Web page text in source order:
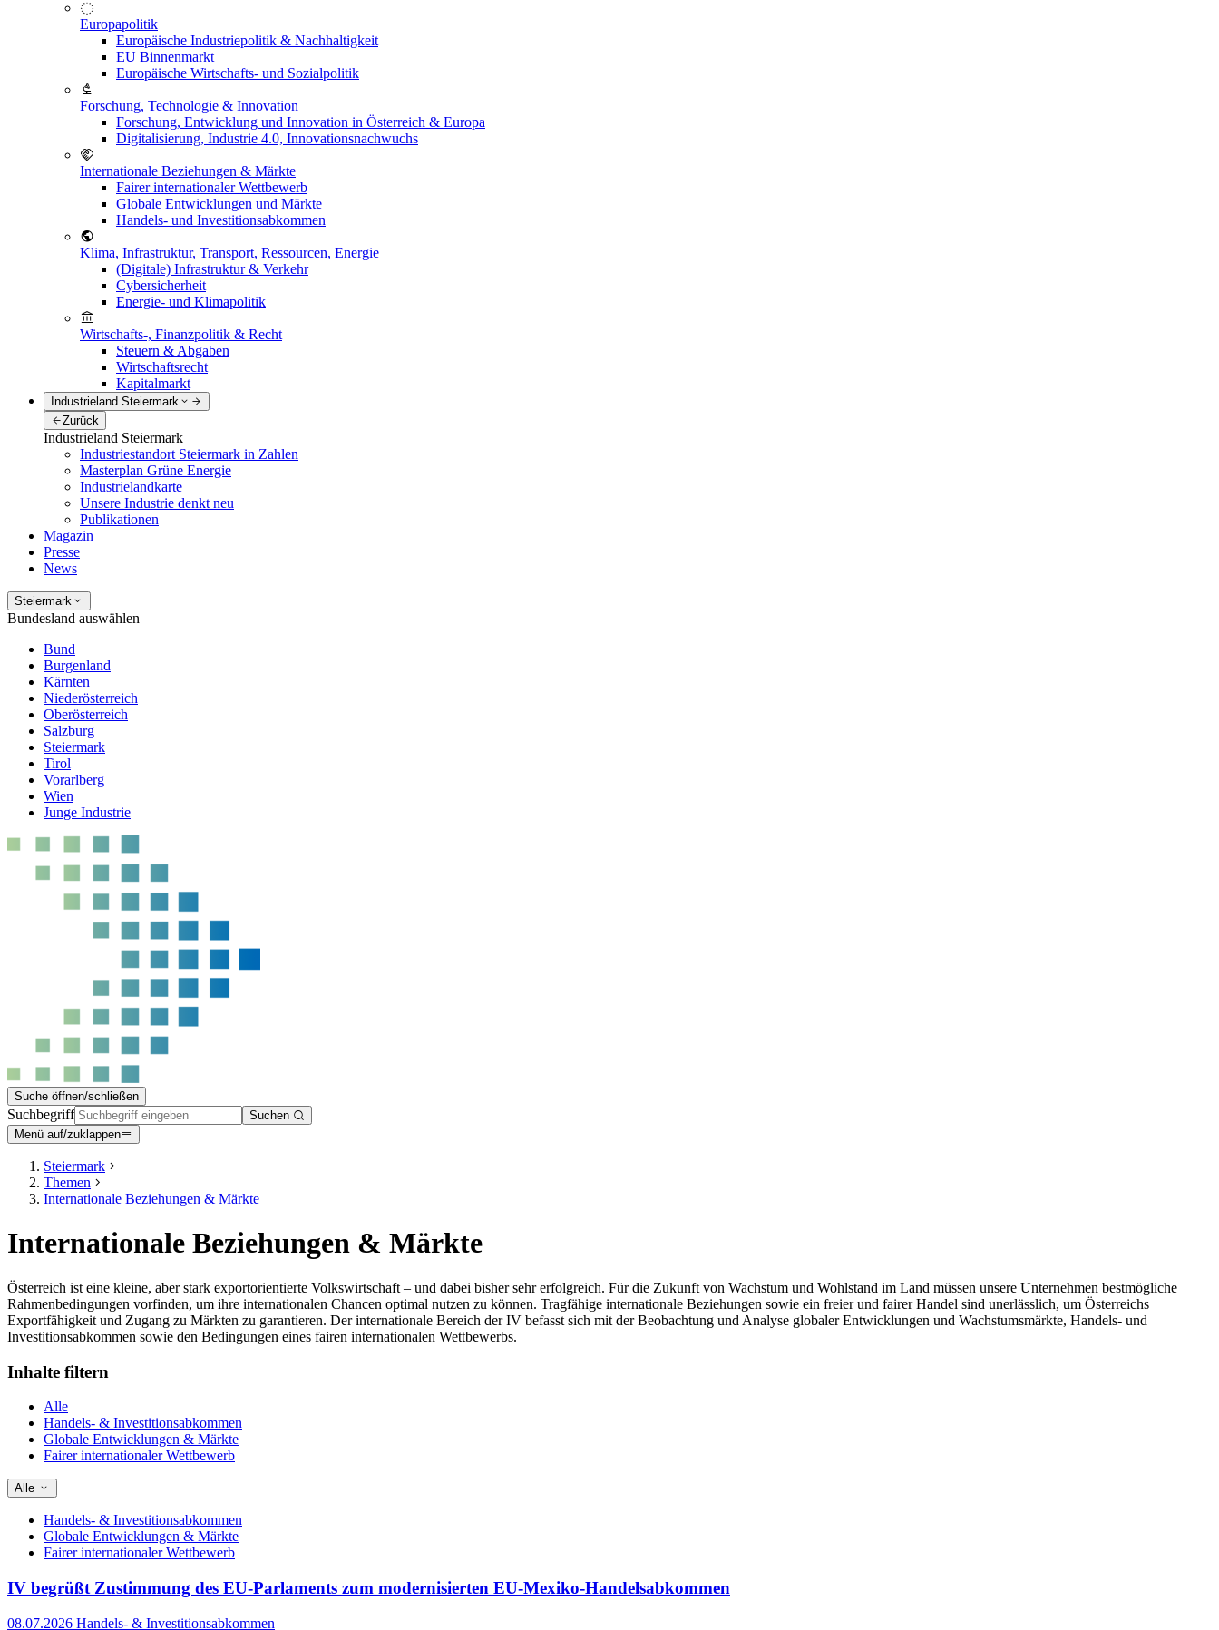
Europapolitik
Europäische Industriepolitik & Nachhaltigkeit
EU Binnenmarkt
Europäische Wirtschafts- und Sozialpolitik
Forschung, Technologie & Innovation
Forschung, Entwicklung und Innovation in Österreich & Europa
Digitalisierung, Industrie 4.0, Innovationsnachwuchs
Internationale Beziehungen & Märkte
Fairer internationaler Wettbewerb
Globale Entwicklungen und Märkte
Handels- und Investitionsabkommen
Klima, Infrastruktur, Transport, Ressourcen, Energie
(Digitale) Infrastruktur & Verkehr
Cybersicherheit
Energie- und Klimapolitik
Wirtschafts-, Finanzpolitik & Recht
Steuern & Abgaben
Wirtschaftsrecht
Kapitalmarkt
Industrieland Steiermark
Zurück
Industrieland Steiermark
Industriestandort Steiermark in Zahlen
Masterplan Grüne Energie
Industrielandkarte
Unsere Industrie denkt neu
Publikationen
Magazin
Presse
News
Steiermark
Bundesland auswählen
Bund
Burgenland
Kärnten
Niederösterreich
Oberösterreich
Salzburg
Steiermark
Tirol
Vorarlberg
Wien
Junge Industrie
Suche öffnen/schließen
Suchbegriff
Suchen
Menü auf/zuklappen
Steiermark
Themen
Internationale Beziehungen & Märkte
Internationale Beziehungen & Märkte
Österreich ist eine kleine, aber stark exportorientierte Volkswirtschaft – und dabei bisher sehr erfolgreich. Für die Zukunft von Wachstum und Wohlstand im Land müssen unsere Unternehmen bestmögliche
Rahmenbedingungen vorfinden, um ihre internationalen Chancen optimal nutzen zu können. Tragfähige internationale Beziehungen sowie ein freier und fairer Handel sind unerlässlich, um Österreichs
Exportfähigkeit und Zugang zu Märkten zu garantieren. Der internationale Bereich der IV befasst sich mit der Beobachtung und Analyse globaler Entwicklungen und Wachstumsmärkte, Handels- und
Investitionsabkommen sowie den Bedingungen eines fairen internationalen Wettbewerbs.
Inhalte filtern
Alle
Handels- & Investitionsabkommen
Globale Entwicklungen & Märkte
Fairer internationaler Wettbewerb
Alle
Handels- & Investitionsabkommen
Globale Entwicklungen & Märkte
Fairer internationaler Wettbewerb
IV begrüßt Zustimmung des EU-Parlaments zum modernisierten EU-Mexiko-Handelsabkommen
08.07.2026 Handels- & Investitionsabkommen